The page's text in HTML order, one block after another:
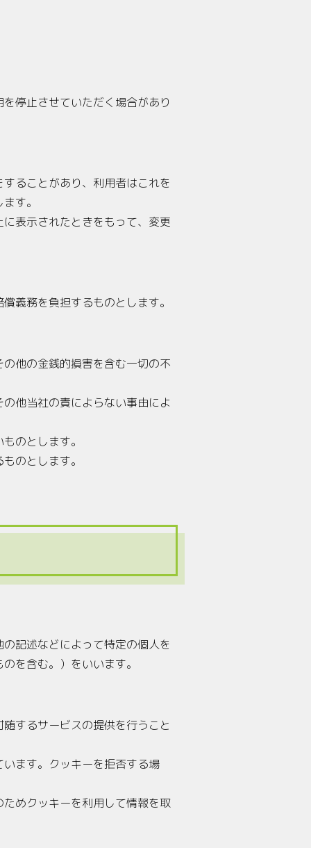
停止させていただく場合があり
ることがあり、利用者はこれを
す。
表示されたときをもって、変更
義務を負担するものとします。
他の金銭的損害を含む一切の不
他当社の責によらない事由によ
のとします。
のとします。
記述などによって特定の個人を
を含む。）をいいます。
するサービスの提供を行うこと
ます。クッキーを拒否する場
めクッキーを利用して情報を取